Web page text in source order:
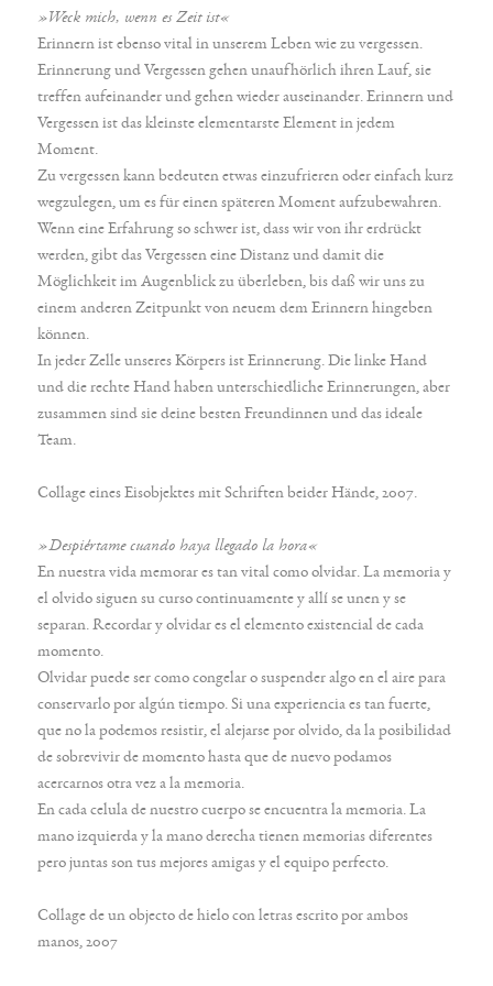
»Weck mich, wenn es Zeit ist«
Erinnern ist ebenso vital in unserem Leben wie zu vergessen.
Erinnerung und Vergessen gehen unaufhörlich ihren Lauf, sie
treffen aufeinander und gehen wieder auseinander. Erinnern und
Vergessen ist das kleinste elementarste Element in jedem
Moment.
Zu vergessen kann bedeuten etwas einzufrieren oder einfach kurz
wegzulegen, um es für einen späteren Moment aufzubewahren.
Wenn eine Erfahrung so schwer ist, dass wir von ihr erdrückt
werden, gibt das Vergessen eine Distanz und damit die
Möglichkeit im Augenblick zu überleben, bis daß wir uns zu
einem anderen Zeitpunkt von neuem dem Erinnern hingeben
können.
In jeder Zelle unseres Körpers ist Erinnerung. Die linke Hand
und die rechte Hand haben unterschiedliche Erinnerungen, aber
zusammen sind sie deine besten Freundinnen und das ideale
Team.
Collage eines Eisobjektes mit Schriften beider Hände, 2007.
»Despiértame cuando haya llegado la hora«
En nuestra vida memorar es tan vital como olvidar. La memoria y
el olvido siguen su curso continuamente y allí se unen y se
separan. Recordar y olvidar es el elemento existencial de cada
momento.
Olvidar puede ser como congelar o suspender algo en el aire para
conservarlo por algún tiempo. Si una experiencia es tan fuerte,
que no la podemos resistir, el alejarse por olvido, da la posibilidad
de sobrevivir de momento hasta que de nuevo podamos
acercarnos otra vez a la memoria.
En cada celula de nuestro cuerpo se encuentra la memoria. La
mano izquierda y la mano derecha tienen memorias diferentes
pero juntas son tus mejores amigas y el equipo perfecto.
Collage de un objecto de hielo con letras escrito por ambos
manos, 2007